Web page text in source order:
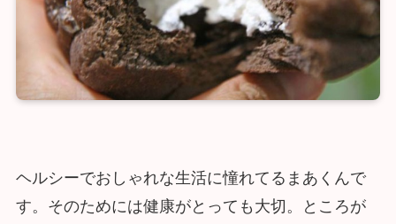
ヘルシーでおしゃれな生活に憧れてるまあくんで
す。そのためには健康がとっても大切。ところが